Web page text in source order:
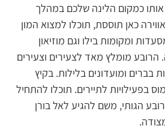
אותו כמקום הלינה שלכם במהלך
כאן תוססת, תוכלו למצוא המון
ומקומות בילו וגם מוזיאון
הרובע מומלץ מאד לצעירים וצעירים
בברים ומועדונים בלילות. בקיץ
בפעילויות לתיירים. תוכלו להתחיל
הגותי, משם להגיע לאל בורן